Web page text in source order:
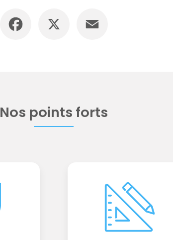
Nos points forts